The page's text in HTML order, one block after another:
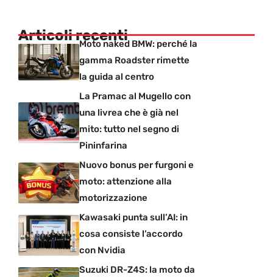
Articoli recentiMoto naked BMW: perché la
gamma Roadster rimette
la guida al centro
La Pramac al Mugello con
una livrea che è già nel
mito: tutto nel segno di
Pininfarina
Nuovo bonus per furgoni e
moto: attenzione alla
motorizzazione
Kawasaki punta sull’AI: in
cosa consiste l’accordo
con Nvidia
Suzuki DR-Z4S: la moto da